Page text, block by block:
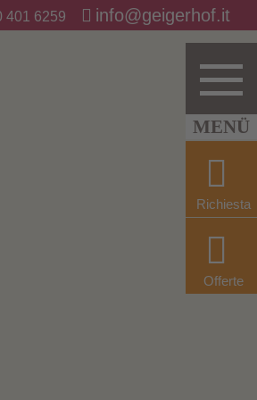
Richiesta
Offerte
401 6259 info@geigerhof.it